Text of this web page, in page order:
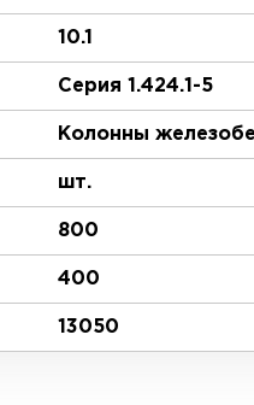
10.1
Серия 1.424.1-5
Колонны
шт.
800
400
13050